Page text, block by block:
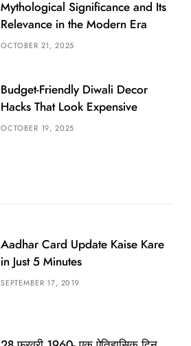
Mythological Significance and Its
Relevance in the Modern Era
OCTOBER 21, 2025
Budget-Friendly Diwali Decor
Hacks That Look Expensive
OCTOBER 19, 2025
Aadhar Card Update Kaise Kare
in Just 5 Minutes
SEPTEMBER 17, 2019